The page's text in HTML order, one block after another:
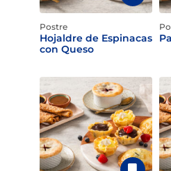
Postre
Hojaldre de Espinacas
con Queso